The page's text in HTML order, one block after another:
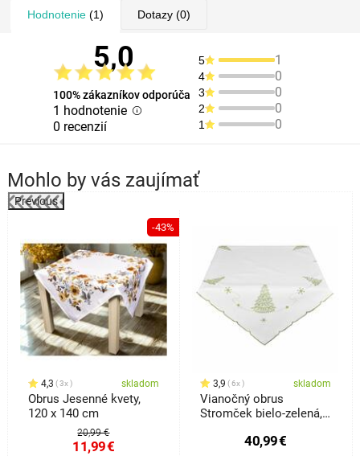
Hodnotenie(1) Dotazy(0)
5,0
100% zákazníkov odporúča
1 hodnotenie
0 recenzií
5 1
4 0
3 0
2 0
1 0
Mohlo by vás zaujímať
Previous
-43%
4,3 3x skladom
Obrus Jesenné kvety,
120 x 140 cm
20,99 €
11,99€
3,9 6x skladom
Vianočný obrus
Stromček bielo-zelená,
40,99€